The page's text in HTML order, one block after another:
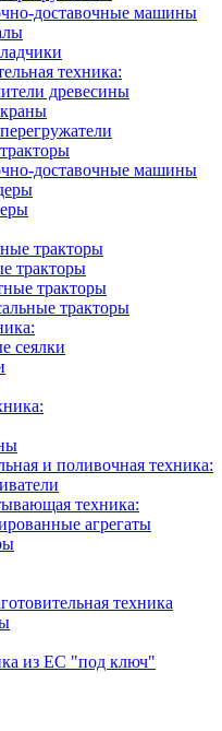
доставочные машины
техника:
древесины
доставочные машины
тракторы
тракторы
тракторы
тракторы
сеялки
и поливочная техника:
техника:
агрегаты
техника
из ЕС "под ключ"